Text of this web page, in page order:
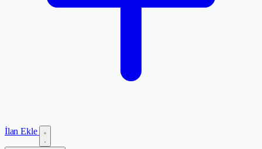
İlan Ekle